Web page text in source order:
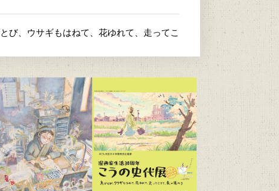
、ウサギもはねて、花ゆれて、走ってこ